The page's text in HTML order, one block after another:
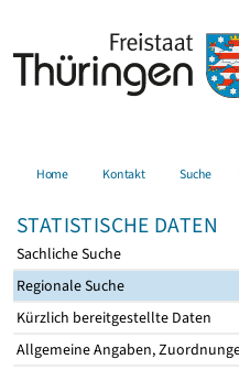
Home Kontakt Suche
STATISTISCHE DATEN
Sachliche Suche
Regionale Suche
Kürzlich bereitgestellte Daten
Allgemeine Angaben,